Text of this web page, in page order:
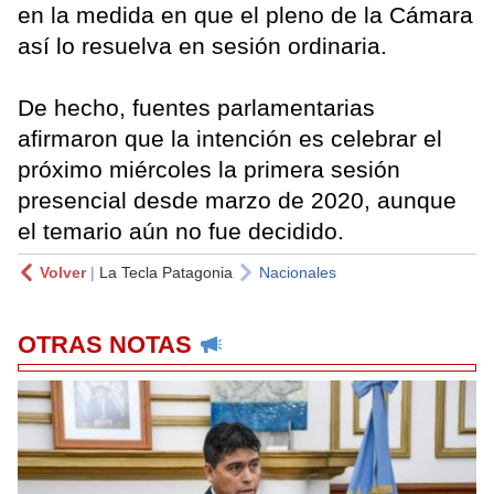
en la medida en que el pleno de la Cámara
así lo resuelva en sesión ordinaria.
De hecho, fuentes parlamentarias
afirmaron que la intención es celebrar el
próximo miércoles la primera sesión
presencial desde marzo de 2020, aunque
el temario aún no fue decidido.
Volver| La Tecla Patagonia Nacionales
OTRAS NOTAS